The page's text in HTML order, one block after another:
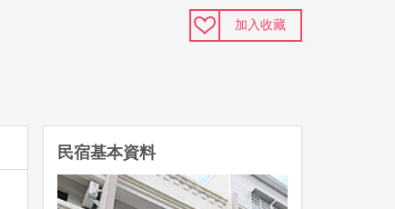
加入收藏
民宿基本資料